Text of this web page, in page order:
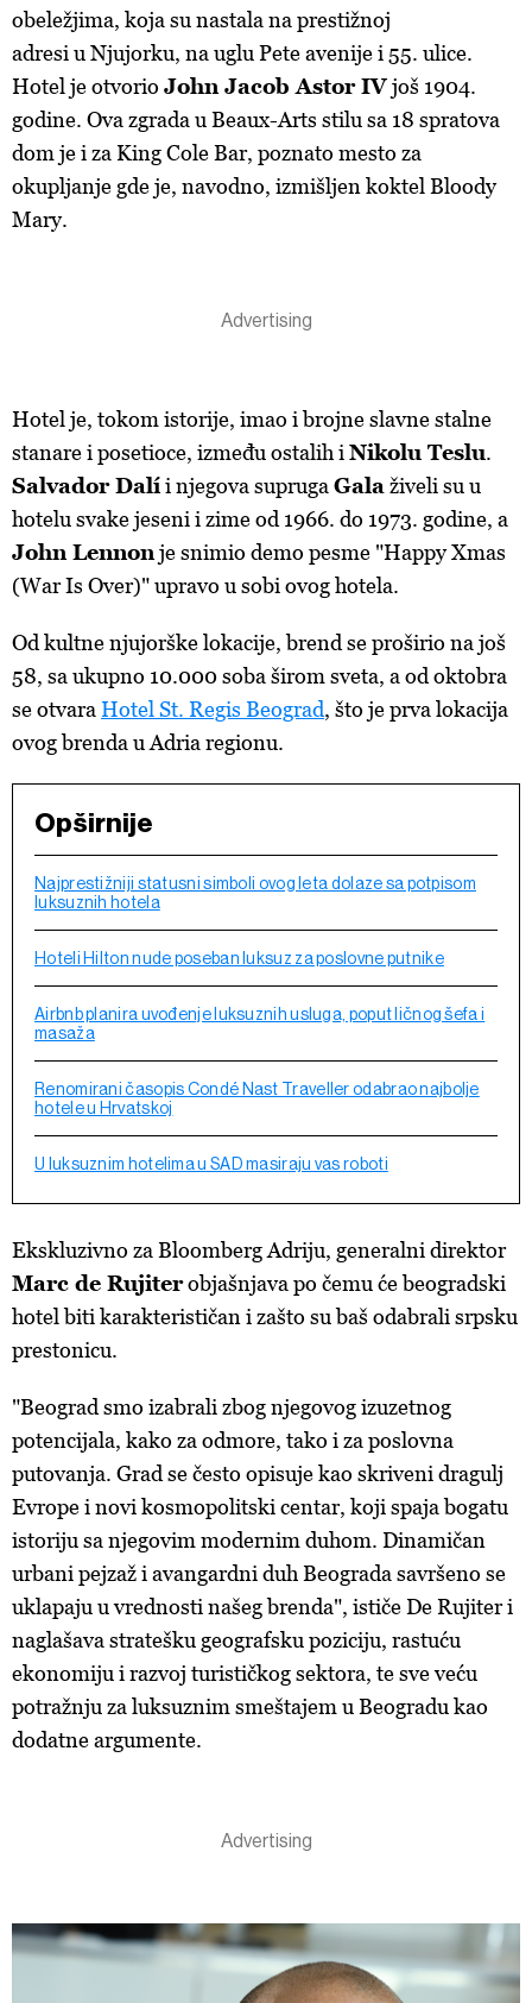
obeležjima, koja su nastala na prestižnoj
adresi u Njujorku, na uglu Pete avenije i 55. ulice.
Hotel je otvorio John Jacob Astor IVjoš 1904.
godine. Ova zgrada u Beaux-Arts stilu sa 18 spratova
dom je i za King Cole Bar, poznato mesto za
okupljanje gde je, navodno, izmišljen koktel Bloody
Mary.
Hotel je, tokom istorije, imao i brojne slavne stalne
stanare i posetioce, između ostalih i Nikolu Teslu.
Salvador Dalíi njegova supruga Gala živeli su u
hotelu svake jeseni i zime od 1966. do 1973. godine, a
John Lennonje snimio demo pesme "Happy Xmas
(War Is Over)" upravo u sobi ovog hotela.
Od kultne njujorške lokacije, brend se proširio na još
58, sa ukupno 10.000 soba širom sveta, a od oktobra
se otvara Hotel St. Regis Beograd, što je prva lokacija
ovog brenda u Adria regionu.
Opširnije
Najprestižniji statusni simboli ovog leta dolaze sa potpisom
luksuznih hotela
Hoteli Hilton nude poseban luksuz za poslovne putnike
Airbnb planira uvođenje luksuznih usluga, poput ličnog šefa i
masaža
Renomirani časopis Condé Nast Traveller odabrao najbolje
hotele u Hrvatskoj
U luksuznim hotelima u SAD masiraju vas roboti
Ekskluzivno za Bloomberg Adriju, generalni direktor
Marc de Rujiterobjašnjava po čemu će beogradski
hotel biti karakterističan i zašto su baš odabrali srpsku
prestonicu.
"Beograd smo izabrali zbog njegovog izuzetnog
potencijala, kako za odmore, tako i za poslovna
putovanja. Grad se često opisuje kao skriveni dragulj
Evrope i novi kosmopolitski centar, koji spaja bogatu
istoriju sa njegovim modernim duhom. Dinamičan
urbani pejzaž i avangardni duh Beograda savršeno se
uklapaju u vrednosti našeg brenda", ističe De Rujiter i
naglašava stratešku geografsku poziciju, rastuću
ekonomiju i razvoj turističkog sektora, te sve veću
potražnju za luksuznim smeštajem u Beogradu kao
dodatne argumente.